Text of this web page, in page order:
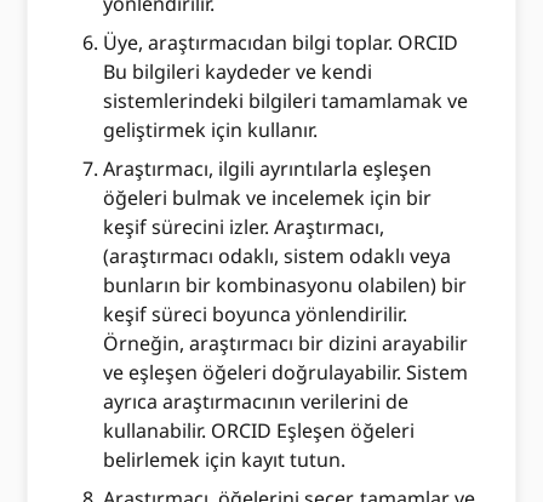
Üye, araştırmacıdan bilgi toplar. ORCID
Bu bilgileri kaydeder ve kendi
sistemlerindeki bilgileri tamamlamak ve
geliştirmek için kullanır.
Araştırmacı, ilgili ayrıntılarla eşleşen
öğeleri bulmak ve incelemek için bir
keşif sürecini izler. Araştırmacı,
(araştırmacı odaklı, sistem odaklı veya
bunların bir kombinasyonu olabilen) bir
keşif süreci boyunca yönlendirilir.
Örneğin, araştırmacı bir dizini arayabilir
ve eşleşen öğeleri doğrulayabilir. Sistem
ayrıca araştırmacının verilerini de
kullanabilir. ORCID Eşleşen öğeleri
belirlemek için kayıt tutun.